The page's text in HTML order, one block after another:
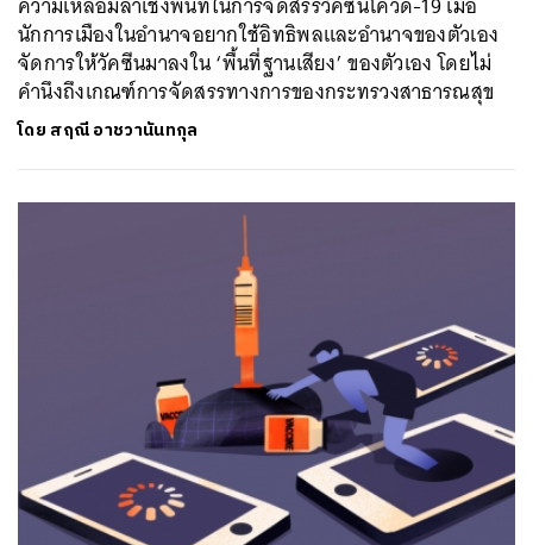
นักการเมืองในอำนาจอยากใช้อิทธิพลและอำนาจของตัวเอง
จัดการให้วัคซีนมาลงใน ‘พื้นที่ฐานเสียง’ ของตัวเอง โดยไม่
คำนึงถึงเกณฑ์การจัดสรรทางการของกระทรวงสาธารณสุข
โดย สฤณี อาชวานันทกุล